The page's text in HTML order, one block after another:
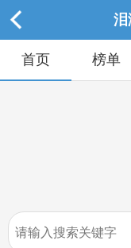
泪
首页 榜单